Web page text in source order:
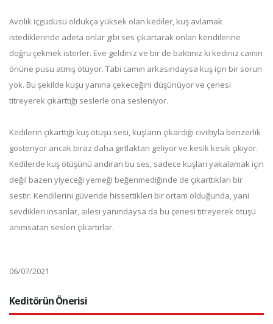
Avcılık içgüdüsü oldukça yüksek olan kediler, kuş avlamak
istediklerinde adeta onlar gibi ses çıkartarak onları kendilerine
doğru çekmek isterler. Eve geldiniz ve bir de baktınız ki kediniz camın
önüne pusu atmış ötüyor. Tabi camın arkasındaysa kuş için bir sorun
yok. Bu şekilde kuşu yanına çekeceğini düşünüyor ve çenesi
titreyerek çıkarttığı seslerle ona sesleniyor.
Kedilerin çıkarttığı kuş ötüşü sesi, kuşların çıkardığı cıvıltıyla benzerlik
gösteriyor ancak biraz daha gırtlaktan geliyor ve kesik kesik çıkıyor.
Kedilerde kuş ötüşünü andıran bu ses, sadece kuşları yakalamak için
değil bazen yiyeceği yemeği beğenmediğinde de çıkarttıkları bir
sestir. Kendilerini güvende hissettikleri bir ortam olduğunda, yani
sevdikleri insanlar, ailesi yanındaysa da bu çenesi titreyerek ötüşü
anımsatan sesleri çıkartırlar.
06/07/2021
Keditörün Önerisi